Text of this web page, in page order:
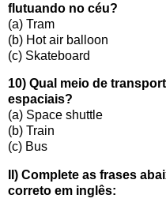
flutuando no céu?
(a) Tram
(b) Hot air balloon
(c) Skateboard
10) Qual meio de
espaciais?
(a) Space shuttle
(b) Train
(c) Bus
II) Complete as frases
correto em inglês: